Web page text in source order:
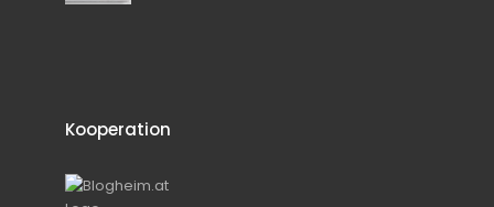
Kooperation